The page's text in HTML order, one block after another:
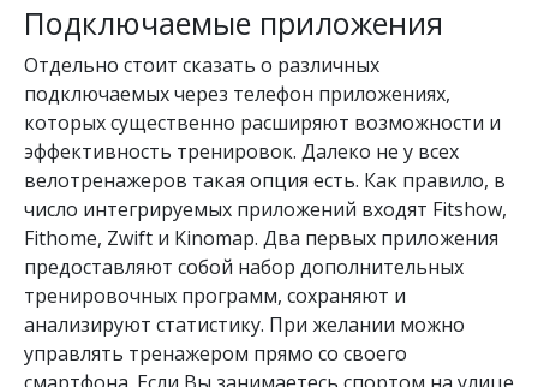
Подключаемые приложения
Отдельно стоит сказать о различных
подключаемых через телефон приложениях,
которых существенно расширяют возможности и
эффективность тренировок. Далеко не у всех
велотренажеров такая опция есть. Как правило, в
число интегрируемых приложений входят Fitshow,
Fithome, Zwift и Kinomap. Два первых приложения
предоставляют собой набор дополнительных
тренировочных программ, сохраняют и
анализируют статистику. При желании можно
управлять тренажером прямо со своего